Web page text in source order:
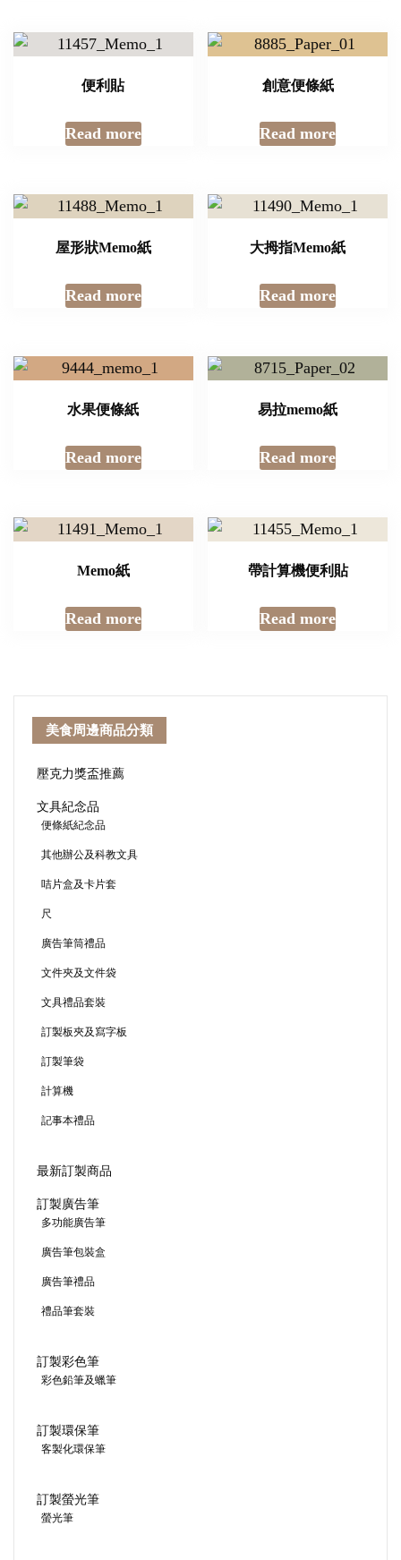
便利貼
Read more
創意便條紙
Read more
屋形狀Memo紙
Read more
大拇指Memo紙
Read more
水果便條紙
Read more
易拉memo紙
Read more
Memo紙
Read more
帶計算機便利貼
Read more
美食周邊商品分類
壓克力獎盃推薦
文具紀念品
便條紙紀念品
其他辦公及科教文具
咭片盒及卡片套
尺
廣告筆筒禮品
文件夾及文件袋
文具禮品套裝
訂製板夾及寫字板
訂製筆袋
計算機
記事本禮品
最新訂製商品
訂製廣告筆
多功能廣告筆
廣告筆包裝盒
廣告筆禮品
禮品筆套裝
訂製彩色筆
彩色鉛筆及蠟筆
訂製環保筆
客製化環保筆
訂製螢光筆
螢光筆